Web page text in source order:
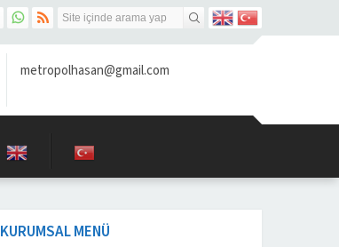
metropolhasan@gmail.com
KURUMSAL MENÜ